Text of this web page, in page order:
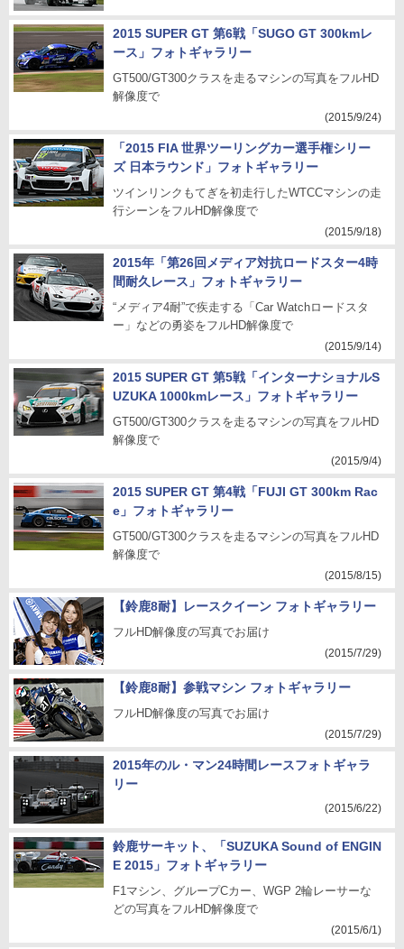
2015 SUPER GT 第6戦「SUGO GT 300kmレ
ース」フォトギャラリー
GT500/GT300クラスを走るマシンの写真をフルHD
解像度で
(2015/9/24)
「2015 FIA 世界ツーリングカー選手権シリー
ズ 日本ラウンド」フォトギャラリー
ツインリンクもてぎを初走行したWTCCマシンの走
行シーンをフルHD解像度で
(2015/9/18)
2015年「第26回メディア対抗ロードスター4時
間耐久レース」フォトギャラリー
“メディア4耐”で疾走する「Car Watchロードスタ
ー」などの勇姿をフルHD解像度で
(2015/9/14)
2015 SUPER GT 第5戦「インターナショナルS
UZUKA 1000kmレース」フォトギャラリー
GT500/GT300クラスを走るマシンの写真をフルHD
解像度で
(2015/9/4)
2015 SUPER GT 第4戦「FUJI GT 300km Rac
e」フォトギャラリー
GT500/GT300クラスを走るマシンの写真をフルHD
解像度で
(2015/8/15)
【鈴鹿8耐】レースクイーン フォトギャラリー
フルHD解像度の写真でお届け
(2015/7/29)
【鈴鹿8耐】参戦マシン フォトギャラリー
フルHD解像度の写真でお届け
(2015/7/29)
2015年のル・マン24時間レースフォトギャラ
リー
(2015/6/22)
鈴鹿サーキット、「SUZUKA Sound of ENGIN
E 2015」フォトギャラリー
F1マシン、グループCカー、WGP 2輪レーサーな
どの写真をフルHD解像度で
(2015/6/1)